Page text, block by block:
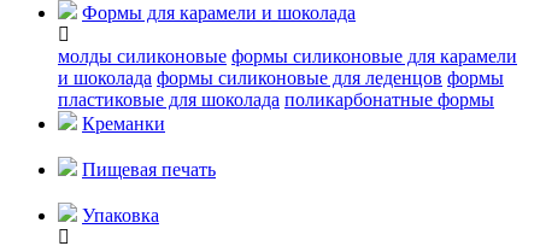
Формы для карамели и шоколада
молды силиконовые формы силиконовые для карамели
и шоколада формы силиконовые для леденцов формы
пластиковые для шоколада поликарбонатные формы
Креманки
Пищевая печать
Упаковка